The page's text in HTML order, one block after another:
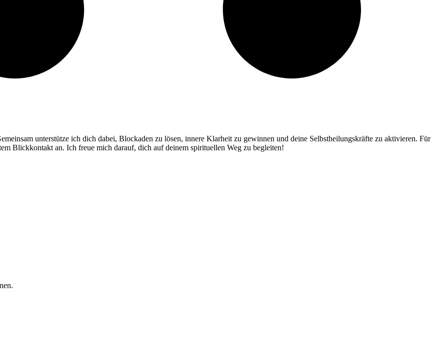
unterstütze ich dich dabei, Blockaden zu lösen, innere Klarheit zu gewinnen und deine Selbstheilungskräfte zu aktivieren. Für
Blickkontakt an. Ich freue mich darauf, dich auf deinem spirituellen Weg zu begleiten!